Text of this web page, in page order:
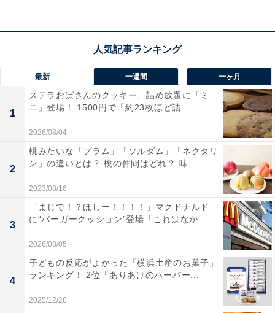
最新 一週間 一ヶ月
1
ステラおばさんのクッキー、詰め放題に「ミ
ニ」登場！ 1500円で「約23枚ほど詰...
2026/08/04
2
桃みたいな「プラム」「ソルダム」「ネクタリ
ン」の違いとは？ 桃の仲間はどれ？ 味...
2023/08/16
3
「まじで！？ほしー！！！！」マクドナルド
に“バーガークッション”登場「これはなか...
2026/08/05
4
子どもの反応がよかった「横浜土産のお菓子」
ランキング！ 2位「ありあけのハーバー...
2025/12/26